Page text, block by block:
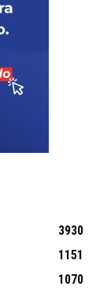
3930
1151
1070